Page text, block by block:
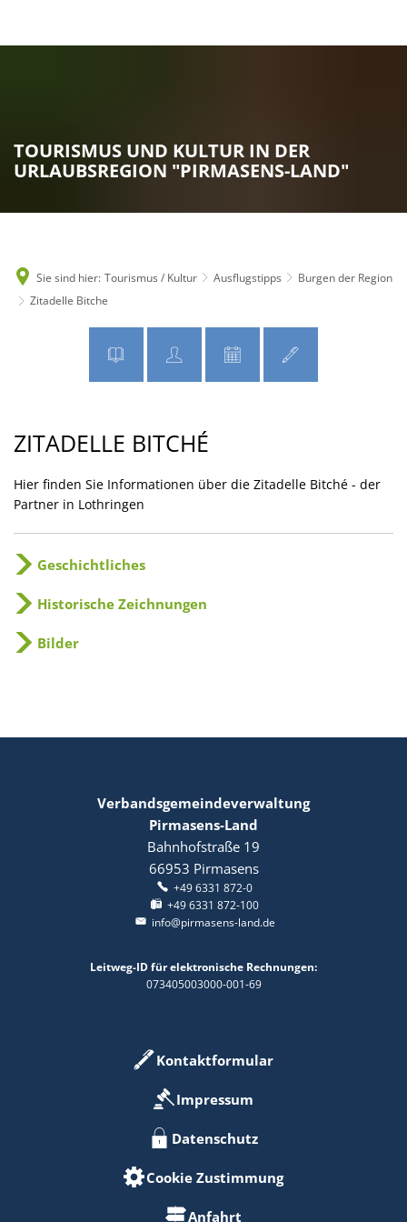
TOURISMUS UND KULTUR IN DER
URLAUBSREGION "PIRMASENS-LAND"
Sie sind hier: Tourismus / Kultur Ausflugstipps
Burgen der Region
Zitadelle Bitche
Zitadelle
Bitche
ZITADELLE BITCHÉ
Hier finden Sie Informationen über die Zitadelle Bitché - der
Partner in Lothringen
Geschichtliches
Historische Zeichnungen
Bilder
Verbandsgemeindeverwaltung
Pirmasens-Land
Bahnhofstraße 19
66953 Pirmasens
+49 6331 872-0
+49 6331 872-100
info@pirmasens-land.de
Leitweg-ID für elektronische Rechnungen:
073405003000-001-69
Kontaktformular
Impressum
Datenschutz
Cookie Zustimmung
Anfahrt